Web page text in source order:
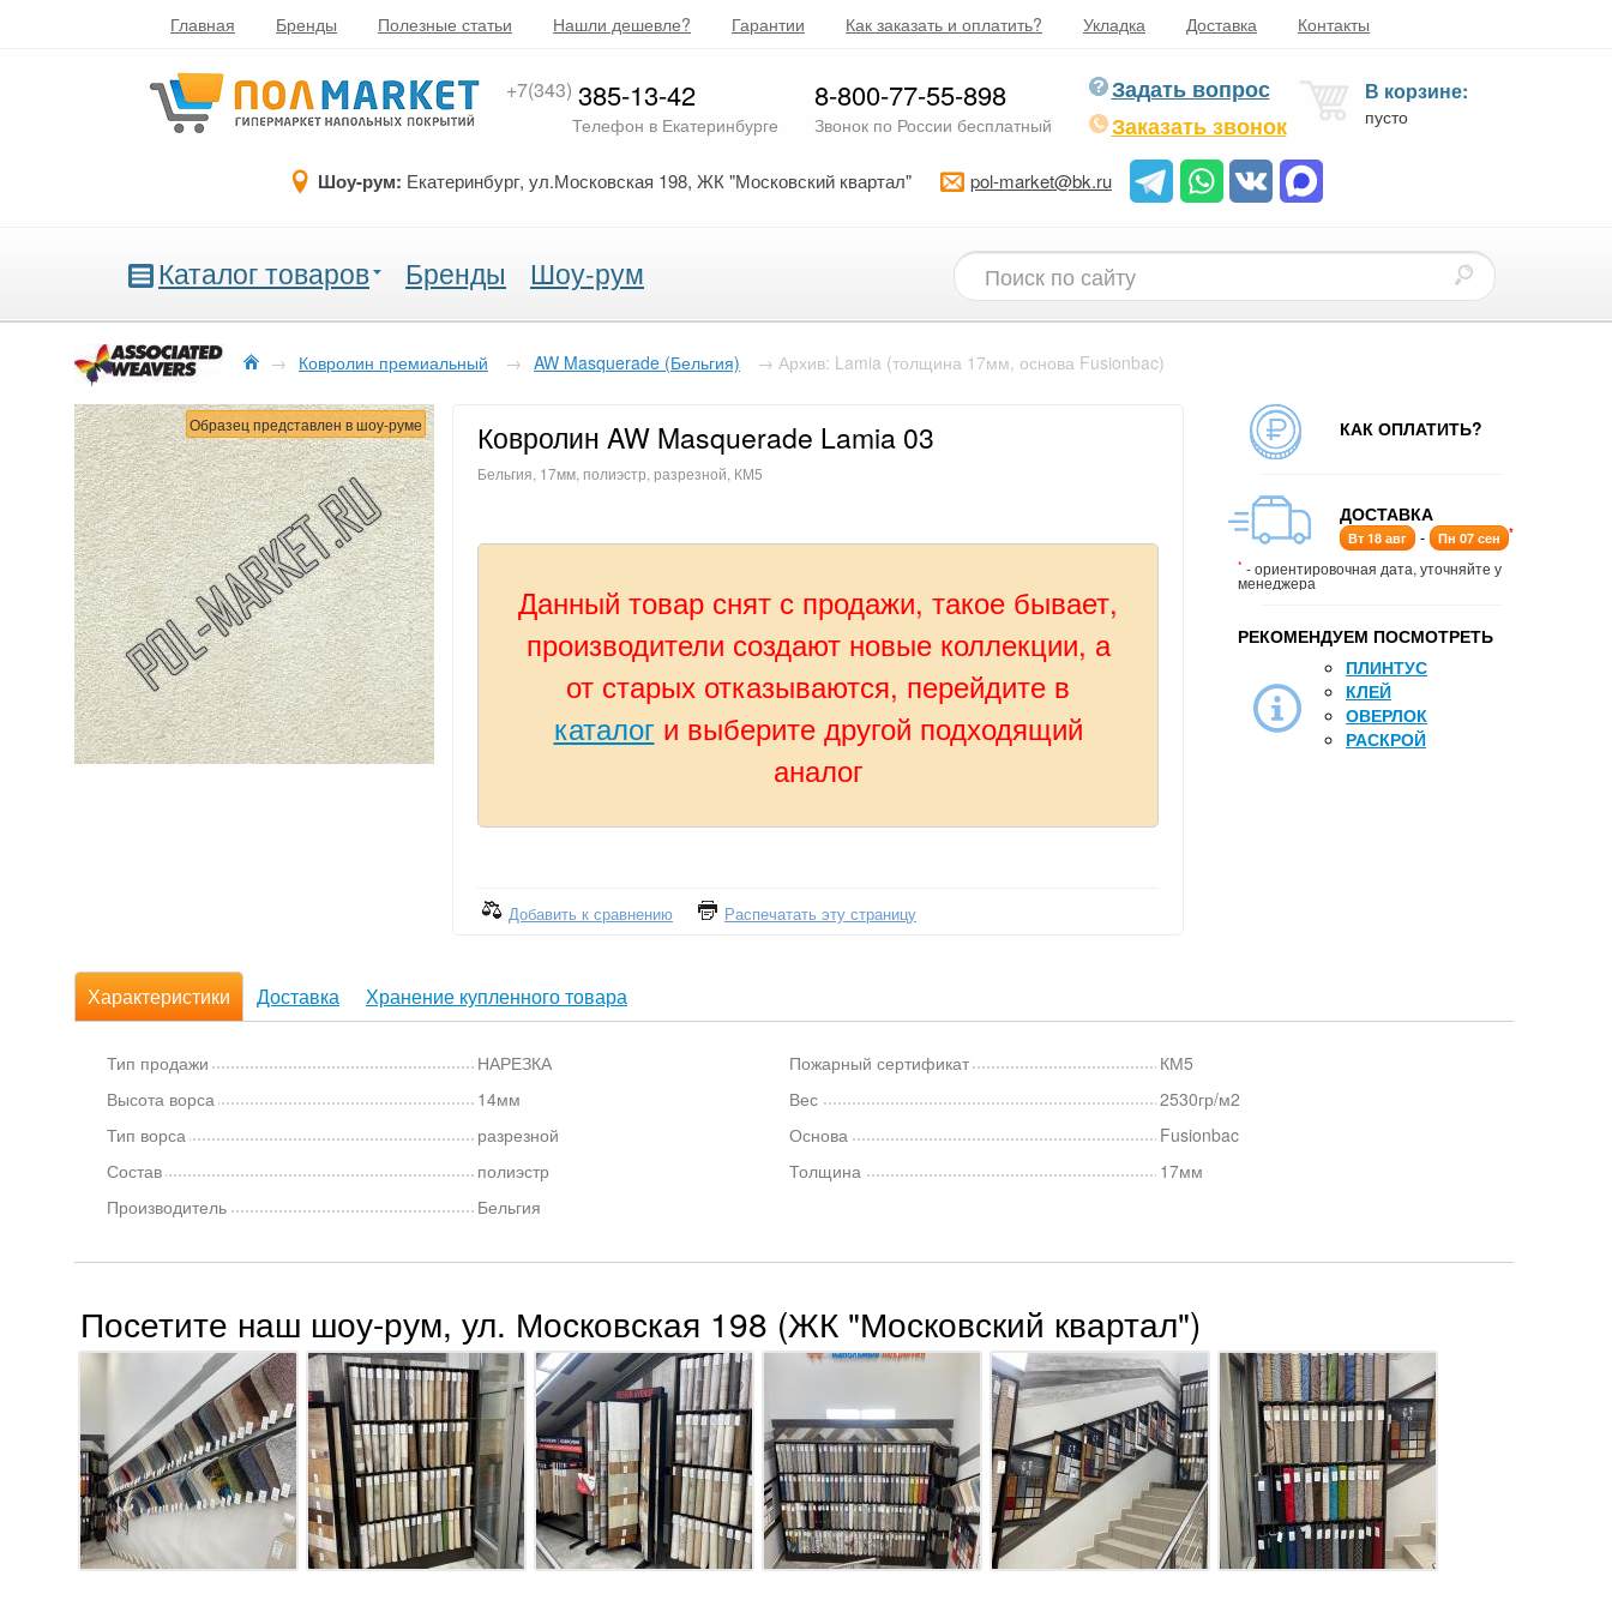
Главная Бренды Полезные статьи Нашли дешевле? Гарантии Как заказать и оплатить? Укладка Доставка Контакты
+7(343) 385-13-42
Телефон в Екатеринбурге
8-800-77-55-898
Звонок по России бесплатный
Задать вопрос
Заказать звонок
В корзине:
пусто
Шоу-рум: Екатеринбург, ул.Московская 198, ЖК "Московский квартал" pol-market@bk.ru
Каталог товаров Бренды Шоу-рум
→ Ковролин премиальный → AW Masquerade (Бельгия) → Архив: Lamia (толщина 17мм, основа Fusionbac)
Образец представлен в шоу-руме Ковролин AW Masquerade Lamia 03
Бельгия, 17мм, полиэстр, разрезной, КМ5
Данный товар снят с продажи, такое бывает,
производители создают новые коллекции, а
от старых отказываются, перейдите в
каталог и выберите другой подходящий
аналог
Добавить к сравнению Распечатать эту страницу
КАК ОПЛАТИТЬ?
ДОСТАВКА
Вт 18 авг - Пн 07 сен *
* - ориентировочная дата, уточняйте у
менеджера
РЕКОМЕНДУЕМ ПОСМОТРЕТЬ
ПЛИНТУС
КЛЕЙ
ОВЕРЛОК
РАСКРОЙ
Характеристики Доставка Хранение купленного товара
Тип продажи
НАРЕЗКА
Высота ворса
14мм
Тип ворса
разрезной
Состав
полиэстр
Производитель
Бельгия
Пожарный сертификат
КМ5
Вес
2530гр/м2
Основа
Fusionbac
Толщина
17мм
Посетите наш шоу-рум, ул. Московская 198 (ЖК "Московский квартал")